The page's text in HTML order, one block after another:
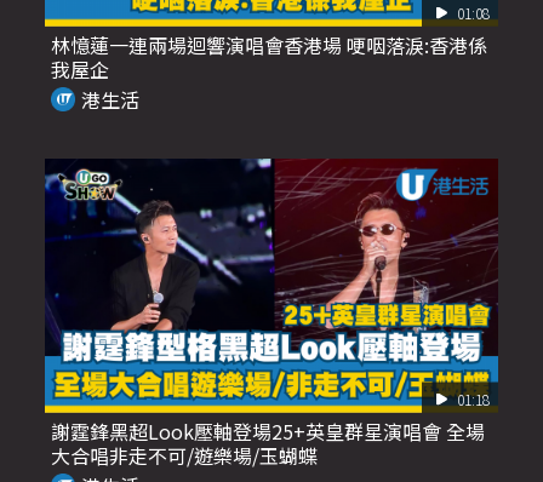
01:08
林憶蓮一連兩場迴響演唱會香港場 哽咽落淚:香港係
我屋企
港生活
01:18
謝霆鋒黑超Look壓軸登場25+英皇群星演唱會 全場
大合唱非走不可/遊樂場/玉蝴蝶